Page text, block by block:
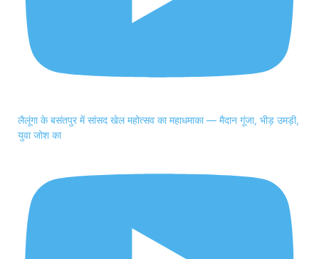
लैलूंगा के बसंतपुर में सांसद खेल महोत्सव का महाधमाका — मैदान गूंजा, भीड़ उमड़ी,
युवा जोश का